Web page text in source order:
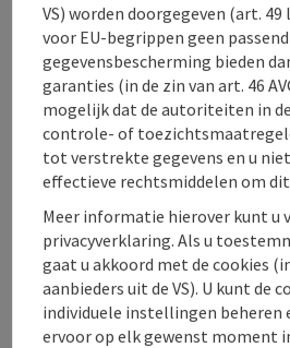
Openingstijden
Ligging
Prijs
Geschiktheid
Toegankelijkheid
VS) worden doorgegeven (art. 49
voor EU-begrippen geen
gegevensbescherming bieden
garanties (in de zin van art. 46
mogelijk dat de autoriteiten in
controle- of
tot verstrekte gegevens en u
effectieve rechtsmiddelen om
Meer informatie hierover kunt u
privacyverklaring. Als u
gaat u akkoord met de cookies
aanbieders uit de VS). U kunt de
individuele instellingen beheren
ervoor op elk gewenst moment